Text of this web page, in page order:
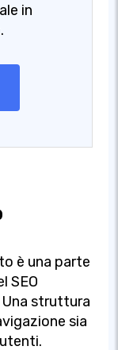
in
è una parte
SEO
struttura
sia